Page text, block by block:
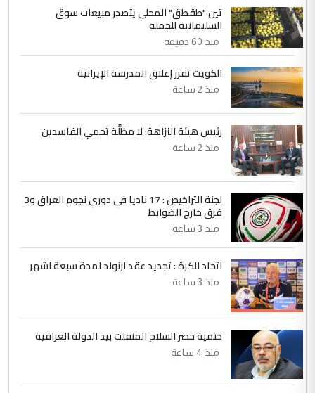
سردار
التعليق : واحد من عصابة علي ماما يسقط
جنسية الرافد الثالث للعراق ومن اصول عريقة
ابا فرات ...
الموضوع :
الجواهري يرد على صدام حسين سل
مضجعيك يابن الزنا (نص كامل)
5 حيدر عاشور
التعليق : تحياتي لك استاذ حامدتركان. كلام
دقيق ومسؤول؛ فالاستثمار الحقيقي للإنسان
وثروات البلد يعتمد على الكفاءة ...
الموضوع :
بين الإهمال واغتصاب الأرض.. بلاد
الرافدين تعاني الجفاف والتصحر!!
تين "طقطق" المحلي يتصدر مبيعات سوق
السليمانية للجملة
منذ 60 دقيقة
الكويت تقرر إغلاق المدرسة الإيرانية
منذ 2 ساعة
رئيس هيئة النزاهة: لا مظلَّة تحمي الفاسدين
منذ 2 ساعة
لجنة التراخيص : 17 ناديا في دوري نجوم العراق و3
فرق خارج الضوابط
منذ 3 ساعة
اتحاد الكرة : تجديد عقد ارنولد لمدة سبعة اشهر
منذ 3 ساعة
حتمية حصر السلاح المنفلت بيد الدولة العراقية
منذ 4 ساعة